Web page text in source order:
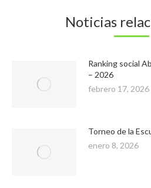
Noticias
Ranking social
– 2026
febrero 17, 2026
Torneo de la
enero 8, 2026